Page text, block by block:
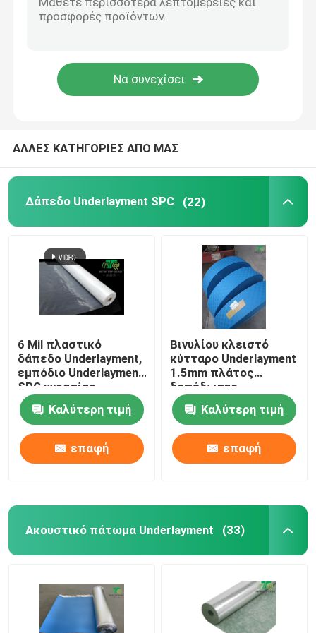
Αισθητό τάπητας υπόστρωμα
ΑΛΛΕΣ ΚΑΤΗΓΟΡΙΕΣ ΑΠΟ ΜΑΣ
Δάπεδο Underlayment SPC (22)
6 Mil πλαστικό
δάπεδο Underlayment,
εμπόδιο Underlayment
SPC υγρασίας
Καλύτερη τιμή
επαφή
Βινυλίου κλειστό
κύτταρο Underlayment
1.5mm πλάτος
δαπέδωσης
Underlayment
400m/Roll 1.5m
Καλύτερη τιμή
επαφή
Ακουστικό πάτωμα Underlayment (33)